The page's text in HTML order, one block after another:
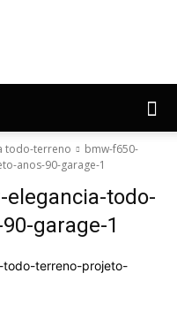
todo-terreno
bmw-f650-
anos-90-garage-1
todo-
garage-1